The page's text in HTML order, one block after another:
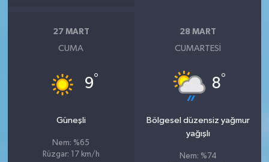
27 MART
CUMA
9°
Güneşli
Nem: %65
Rüzgar: 17 km/h
28 MART
CUMARTESI
8°
Bölgesel düzensiz yağmur
yağışlı
Nem: %74